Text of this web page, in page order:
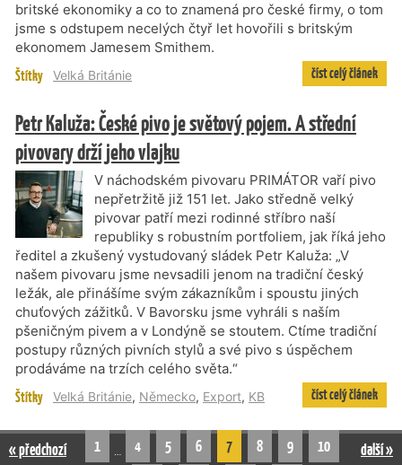
britské ekonomiky a co to znamená pro české firmy, o tom
jsme s odstupem necelých čtyř let hovořili s britským
ekonomem Jamesem Smithem.
Štítky Velká Británie číst celý článek
Petr Kaluža: České pivo je světový pojem. A střední
pivovary drží jeho vlajku
V náchodském pivovaru PRIMÁTOR vaří pivo
nepřetržitě již 151 let. Jako středně velký
pivovar patří mezi rodinné stříbro naší
republiky s robustním portfoliem, jak říká jeho
ředitel a zkušený vystudovaný sládek Petr Kaluža: „V
našem pivovaru jsme nevsadili jenom na tradiční český
ležák, ale přinášíme svým zákazníkům i spoustu jiných
chuťových zážitků. V Bavorsku jsme vyhráli s naším
pšeničným pivem a v Londýně se stoutem. Ctíme tradiční
postupy různých pivních stylů a své pivo s úspěchem
prodáváme na trzích celého světa.“
Štítky Velká Británie, Německo, Export, KB číst celý článek
« předchozí 1 … 4 5 6 7 8 9 10 další »